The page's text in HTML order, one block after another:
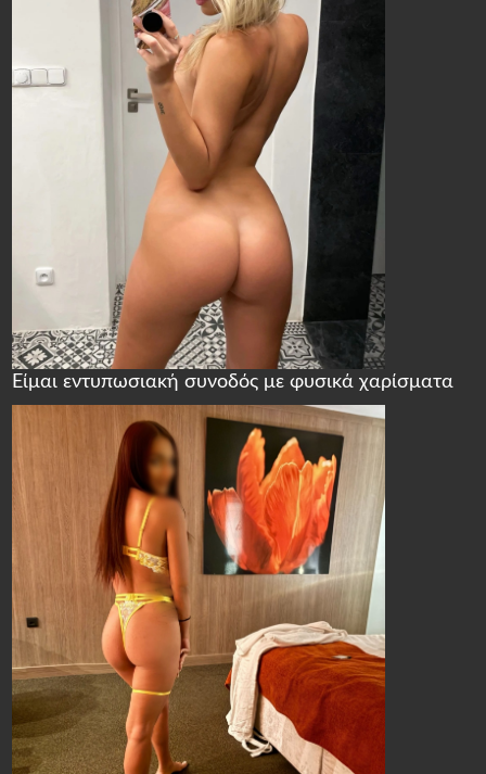
Είμαι εντυπωσιακή συνοδός με φυσικά χαρίσματα